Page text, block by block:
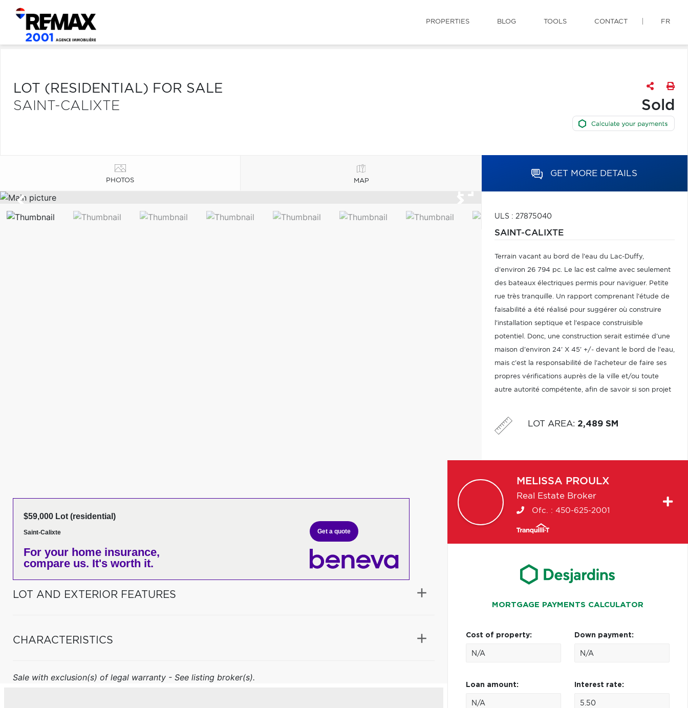
PROPERTIES BLOG TOOLS CONTACT FR
LOT (RESIDENTIAL) FOR SALE
SAINT-CALIXTE
Sold
PHOTOS MAP
GET MORE DETAILS
ULS : 27875040
SAINT-CALIXTE
Terrain vacant au bord de l'eau du Lac-Duffy,
d'environ 26 794 pc. Le lac est calme avec seulement
des bateaux électriques permis pour naviguer. Petite
rue très tranquille. Un rapport comprenant l'étude de
faisabilité a été réalisé pour suggérer où construire
l'installation septique et l'espace construisible
potentiel. Donc, une construction serait estimée d'une
maison d'environ 24' X 45' +/- devant le bord de l'eau,
mais c'est la responsabilité de l'acheteur de faire ses
propres vérifications auprès de la ville et/ou toute
autre autorité compétente, afin de savoir si son projet
jeux.
LOT AREA: 2,489 SM
$59,000 Lot (residential)
Saint-Calixte
For your home insurance,
compare us. It's worth it.
Get a quote
LOT AND EXTERIOR FEATURES
CHARACTERISTICS
Sale with exclusion(s) of legal warranty - See listing broker(s).
MELISSA PROULX
Real Estate Broker
Ofc. : 450-625-2001
MORTGAGE PAYMENTS CALCULATOR
Cost of property: Down payment:
Loan amount: Interest rate: